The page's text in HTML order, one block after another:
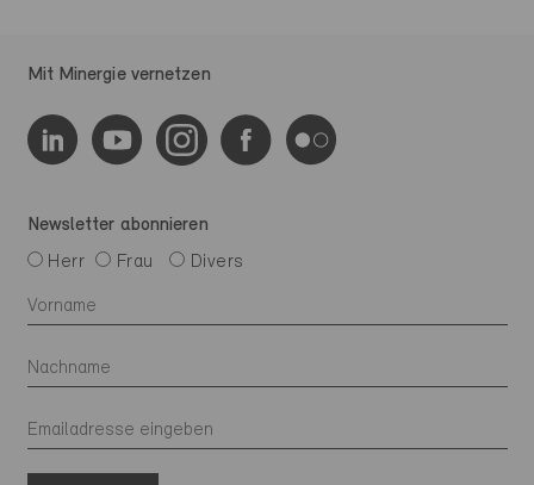
Mit Minergie vernetzen
Newsletter abonnieren
Herr
Frau Divers